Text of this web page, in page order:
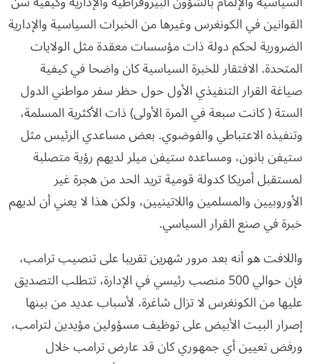
القوانين في الكونغرس وغيرها من الخبرات السياسية والإدارية
الضرورية لحكم دولة ذات مؤسسات معقدة مثل الولايات
المتحدة. الافتقار للخبرة السياسية كان واضحا في كيفية
صياغة القرار التنفيذي الأول حول حظر سفر مواطني الدول
الستة ( كانت سبعة في المرة الأولى) ذات الأكثرية المسلمة،
وتنفيذه الاعتباطي والفوضوي. بعض مساعدي الرئيس مثل
ستيفن بانون، ومساعده ستيفن ميلر لديهم رؤية متصلبة
لمستقبل أمريكا كدولة قومية تريد الحد من هجرة غير
الأوروبيين والمسلمين واللاتينيين، ولكن هذا لا يعني أن لديهم
خبرة في صنع القرار السياسي.
واللافت هو أنه بعد مرور شهرين تقريبا على تنصيب ترامب،
فإن حوالي 500 منصب رئيسي في الإدارة، تتطلب التصديق
عليها من الكونغرس لا تزال شاغرة، لأسباب عديد من بينها
إصرار البيت الأبيض على توظيف مسؤولين مؤيدين لترامب،
ورفض تعيين أي جمهوري كان قد عارض ترامب خلال